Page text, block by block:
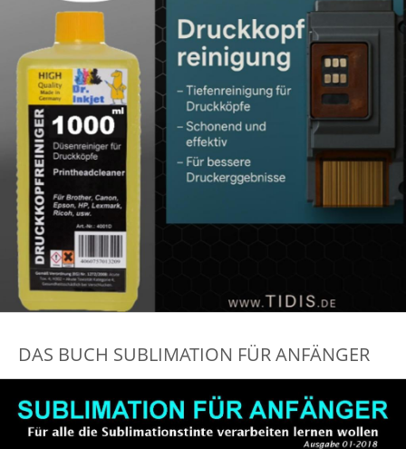
DAS BUCH SUBLIMATION FÜR ANFÄNGER